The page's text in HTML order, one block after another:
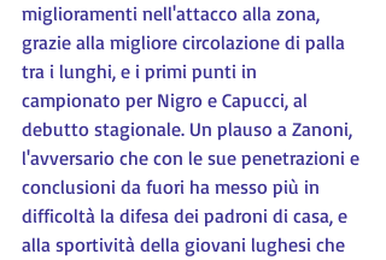
miglioramenti nell'attacco alla zona,
grazie alla migliore circolazione di palla
tra i lunghi, e i primi punti in
campionato per Nigro e Capucci, al
debutto stagionale. Un plauso a Zanoni,
l'avversario che con le sue penetrazioni e
conclusioni da fuori ha messo più in
difficoltà la difesa dei padroni di casa, e
alla sportività della giovani lughesi che